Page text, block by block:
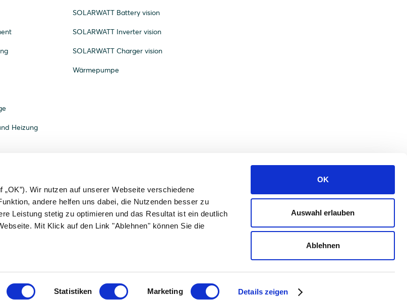
Wir nutzen auf unserer Webseite verschiedene
andere helfen uns dabei, die Nutzenden besser zu
Leistung stetig zu optimieren und das Resultat ist ein deutlich
Mit Klick auf den Link "Ablehnen" können Sie die
Statistiken Marketing Details zeigen
OK
Auswahl erlauben
Ablehnen
Heizung
SOLARWATT Battery vision
SOLARWATT Inverter vision
SOLARWATT Charger vision
Wärmepumpe
powering a better tomorrow
Barrierefreiheit AGB Governance